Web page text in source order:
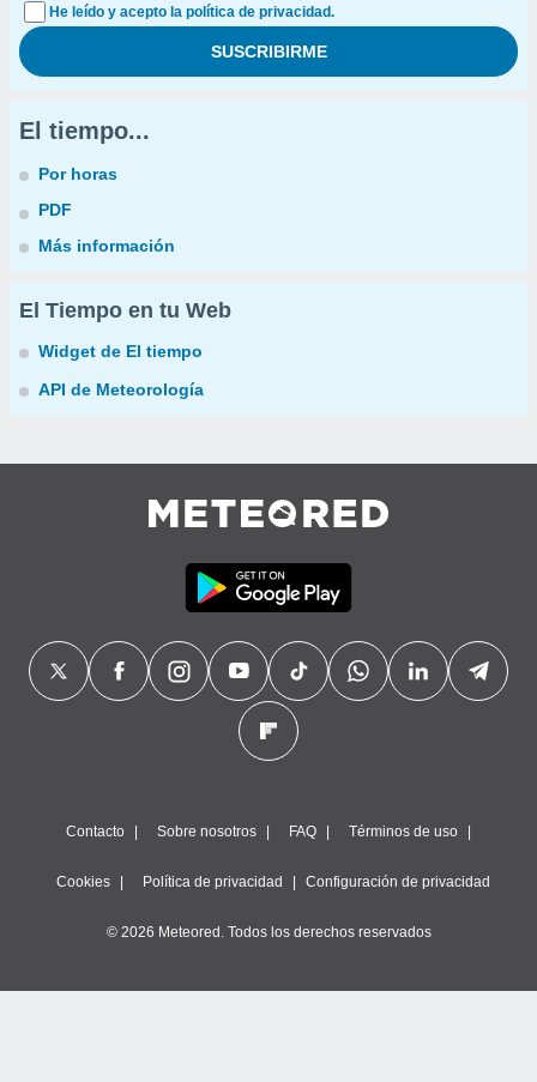
He leído y acepto la política de privacidad.
El tiempo...
Por horas
PDF
Más información
El Tiempo en tu Web
Widget de El tiempo
API de Meteorología
Contacto Sobre nosotros FAQ Términos de uso
Cookies Política de privacidad Configuración de privacidad
© 2026 Meteored. Todos los derechos reservados